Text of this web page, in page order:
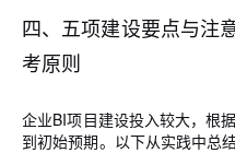
四、五项建设要点与注
考原则
企业BI项目建设投入较大，根
到初始预期。以下从实践中总